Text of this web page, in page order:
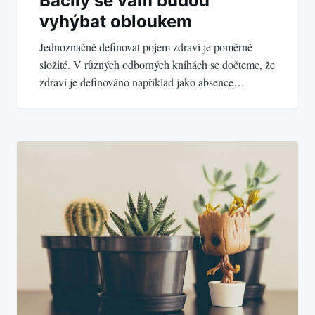
vyhýbat obloukem
Jednoznačně definovat pojem zdraví je poměrně
složité. V různých odborných knihách se dočteme, že
zdraví je definováno například jako absence…